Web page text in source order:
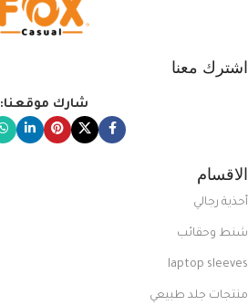
اشترك معنا
شارك موقعنا:
الاقسام
أحذية رجالي
شنط وحقائب
laptop sleeves
منتجات جلد طبيعي